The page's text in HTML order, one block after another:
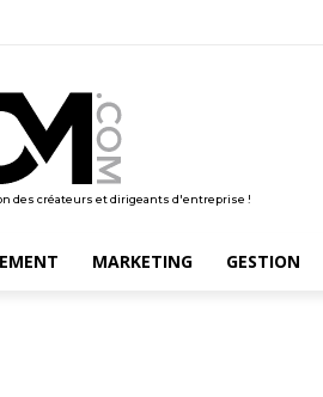
des créateurs et dirigeants d'entreprise !
MARKETING GESTION